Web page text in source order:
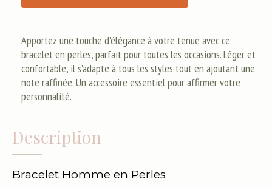
Apportez une touche d'élégance à votre tenue avec ce
bracelet en perles, parfait pour toutes les occasions. Léger et
confortable, il s'adapte à tous les styles tout en ajoutant une
note raffinée. Un accessoire essentiel pour affirmer votre
personnalité.
Description
Bracelet Homme en Perles